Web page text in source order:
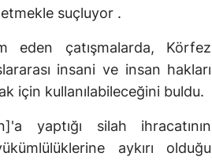
suçluyor .
eden çatışmalarda, Körfez
insani ve insan hakları
için kullanılabileceğini buldu.
yaptığı silah ihracatının
aykırı olduğu